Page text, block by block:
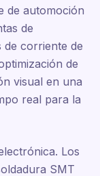
de automoción
de
corriente de
de
visual en una
real para la
Los
SMT